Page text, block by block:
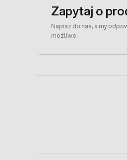
Zapytaj o
Napisz do nas, a my
możliwe.